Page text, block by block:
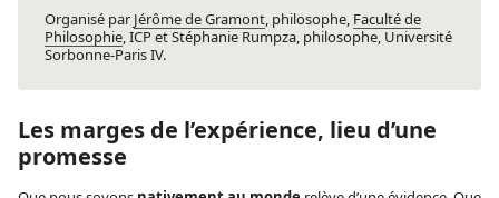
Organisé par Jérôme de Gramont, philosophe, Faculté de
Philosophie, ICP et Stéphanie Rumpza, philosophe, Université
Sorbonne-Paris IV.
Les marges de l’expérience, lieu d’une
promesse